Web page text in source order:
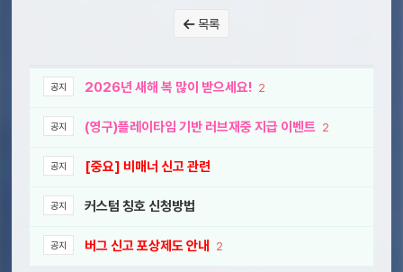
목록
공지 2026년 새해 복 많이 받으세요! 2
공지 (영구)플레이타임 기반 러브재중 지급 이벤트 2
공지 [중요] 비매너 신고 관련
공지 커스텀 칭호 신청방법
공지 버그 신고 포상제도 안내 2